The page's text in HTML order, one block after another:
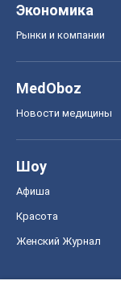
Экономика
Рынки и компании
MedOboz
Новости медицины
Шоу
Афиша
Красота
Женский Журнал